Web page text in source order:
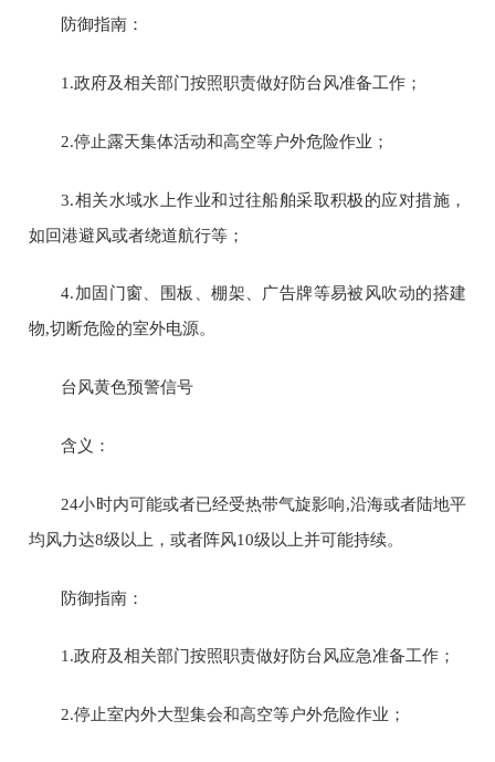
防御指南：
1.政府及相关部门按照职责做好防台风准备工作；
2.停止露天集体活动和高空等户外危险作业；
3.相关水域水上作业和过往船舶采取积极的应对措施，
如回港避风或者绕道航行等；
4.加固门窗、围板、棚架、广告牌等易被风吹动的搭建
物,切断危险的室外电源。
台风黄色预警信号
含义：
24小时内可能或者已经受热带气旋影响,沿海或者陆地平
均风力达8级以上，或者阵风10级以上并可能持续。
防御指南：
1.政府及相关部门按照职责做好防台风应急准备工作；
2.停止室内外大型集会和高空等户外危险作业；